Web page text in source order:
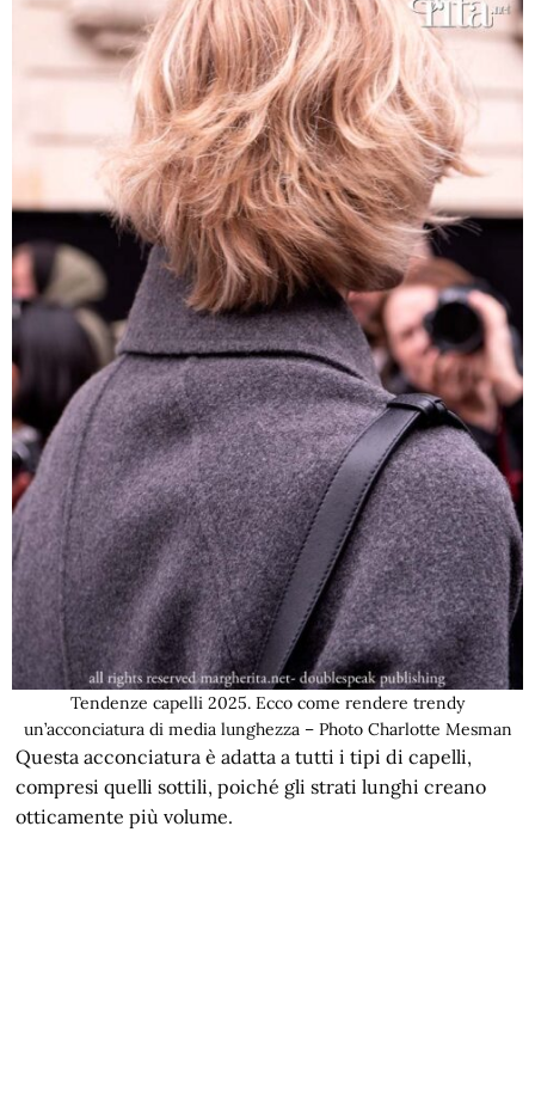
Tendenze capelli 2025. Ecco come rendere trendy
un’acconciatura di media lunghezza – Photo Charlotte Mesman
Questa acconciatura è adatta a tutti i tipi di capelli,
compresi quelli sottili, poiché gli strati lunghi creano
otticamente più volume.